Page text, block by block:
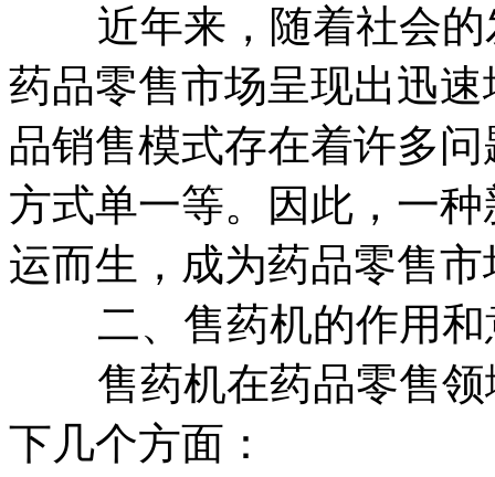
近年来，随着社会的
药品零售市场呈现出迅
品销售模式存在着许多
方式单一等。因此，一
运而生，成为药品零售
二、售药机的作用和
售药机在药品零售领
下几个方面：